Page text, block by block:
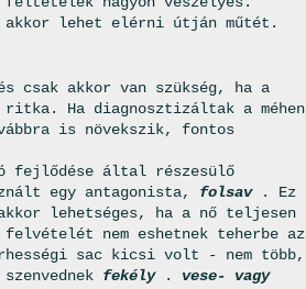
akkor lehet elérni útján műtét.
csak akkor van szükség, ha a
Ha diagnosztizáltak a méhen
is növekszik, fontos
fejlődése által részesülő
egy antagonista, folsav
. Ez
lehetséges, ha a nő teljesen
nem eshetnek teherbe az
sac kicsi volt - nem több,
fekély . vese- vagy